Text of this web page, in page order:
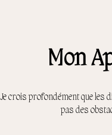
Mon
Je crois profondément que les
pas des